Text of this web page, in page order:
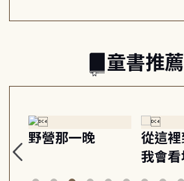
童書推薦
野營那一晚
從這
我會